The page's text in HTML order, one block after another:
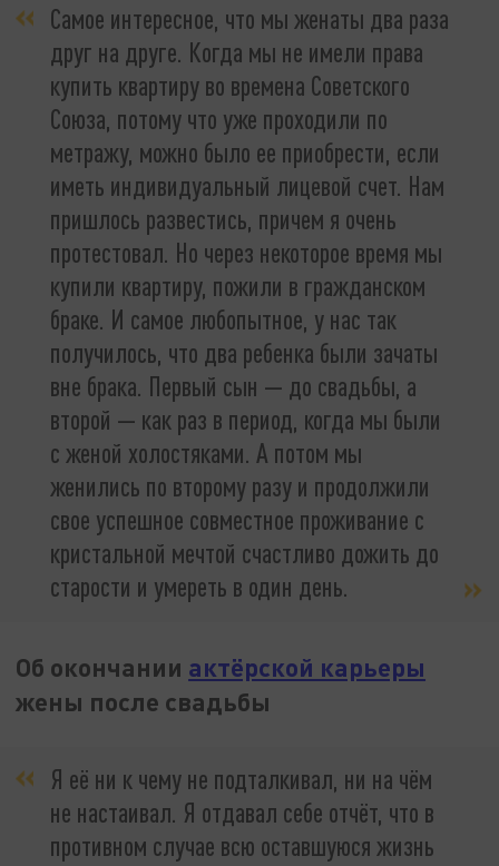
Самое интересное, что мы женаты два раза
друг на друге. Когда мы не имели права
купить квартиру во времена Советского
Союза, потому что уже проходили по
метражу, можно было ее приобрести, если
иметь индивидуальный лицевой счет. Нам
пришлось развестись, причем я очень
протестовал. Но через некоторое время мы
купили квартиру, пожили в гражданском
браке. И самое любопытное, у нас так
получилось, что два ребенка были зачаты
вне брака. Первый сын — до свадьбы, а
второй — как раз в период, когда мы были
с женой холостяками. А потом мы
женились по второму разу и продолжили
свое успешное совместное проживание с
кристальной мечтой счастливо дожить до
старости и умереть в один день.
Об окончании актёрской карьеры
жены после свадьбы
Я её ни к чему не подталкивал, ни на чём
не настаивал. Я отдавал себе отчёт, что в
противном случае всю оставшуюся жизнь